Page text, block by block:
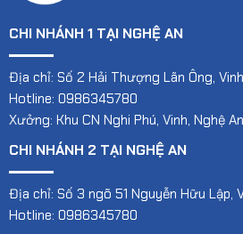
CHI NHÁNH 1 TẠI NGHỆ AN
Địa chỉ: Số 2 Hải Thượng Lãn Ông,
Hotline: 0986345780
Xưởng: Khu CN Nghi Phú, Vinh, Nghệ An
CHI NHÁNH 2 TẠI NGHỆ AN
Địa chỉ: Số 3 ngõ 51 Nguyễn Hữu Lập,
Hotline: 0986345780